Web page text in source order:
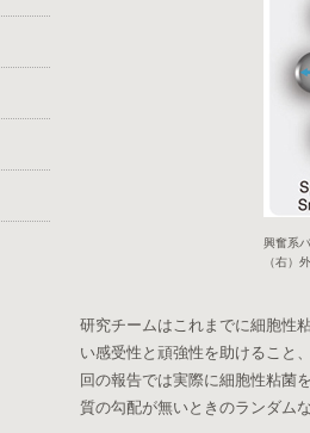
興奮系
（右）
研究チームはこれまでに細胞性
い感受性と頑強性を助けること
回の報告では実際に細胞性粘菌
質の勾配が無いときのランダム